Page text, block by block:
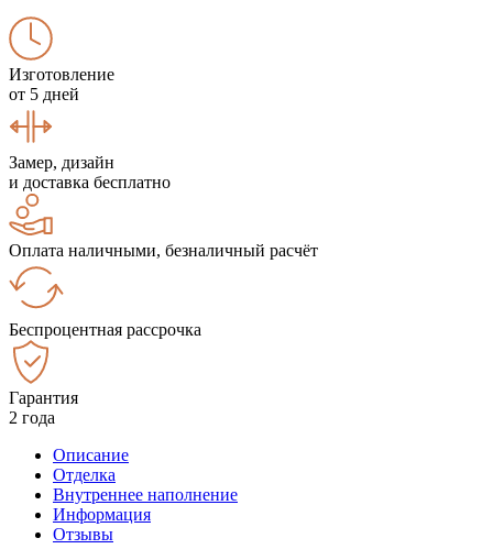
Изготовление
от 5 дней
Замер, дизайн
и доставка бесплатно
Оплата наличными, безналичный расчёт
Беспроцентная рассрочка
Гарантия
2 года
Описание
Отделка
Внутреннее наполнение
Информация
Отзывы